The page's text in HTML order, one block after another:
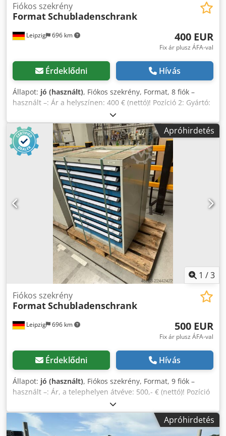
Leipzig 696 km
Fiókos szekrény
FormatSchubladenschrank
400 EUR
Fix ár plusz ÁFA-val
Érdeklődni Hívás
Állapot: jó (használt), Fiókos szekrény, Format, 8 fiók –
használt –: Ár a helyszínen: 400 € (nettó)! Pozíció 2: Gyártó:
Format Típus: ismeretlen Gyártási év: ismeretlen Méretek:
kb.: 80x70x100 cm 8 fiók Crjdpfx Aljzp Ru Uo Aef Állapot: jó
Rendelkezésre: azonnal Helyszín: Lipcse
Apróhirdetés
1 /3
Leipzig 696 km
Fiókos szekrény
FormatSchubladenschrank
500 EUR
Fix ár plusz ÁFA-val
Érdeklődni Hívás
Állapot: jó (használt), Fiókos szekrény, Format, 9 fiók –
használt –: Ár, a telephelyen átvéve: 500,- € (nettó)! Pozíció
1: Gyártó: Format Típus: ismeretlen Gyártási év: ismeretlen
Méretek: kb.: 80x70x100 cm 9 fiók A gyártó szerint 80 kg
teherbírás fiókonként 88%-ban kihúzható Új ára kb. 1.700,-
Apróhirdetés